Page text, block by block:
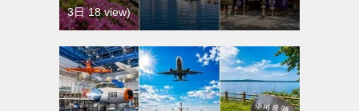
3日 18 view